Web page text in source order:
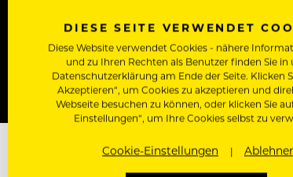
Mit der Basic-Registrierung habe ich
DIESE SEITE VERWENDET
Diese Website verwendet Cookies - nähere
und zu Ihren Rechten als Benutzer finden Sie in
Datenschutzerklärung am Ende der Seite. Klicken
Akzeptieren“, um Cookies zu akzeptieren und
Webseite besuchen zu können, oder klicken Sie
Einstellungen“, um Ihre Cookies selbst zu
Cookie-Einstellungen